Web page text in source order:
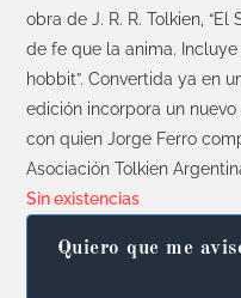
obra de J. R. R. Tolkien,
de fe que la anima. Incluye
hobbit”. Convertida ya en
edición incorpora un
con quien Jorge Ferro
Asociación Tolkien
Sin existencias
Quiero que me